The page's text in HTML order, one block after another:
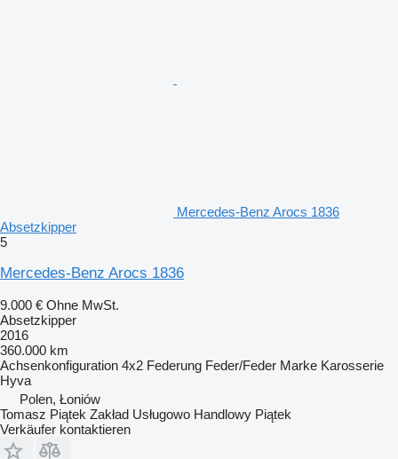
Mercedes-Benz Arocs 1836
Absetzkipper
5
Mercedes-Benz Arocs 1836
9.000 € Ohne MwSt.
Absetzkipper
2016
360.000 km
Achsenkonfiguration 4x2 Federung Feder/Feder Marke Karosserie
Hyva
Polen, Łoniów
Tomasz Piątek Zakład Usługowo Handlowy Piątek
Verkäufer kontaktieren